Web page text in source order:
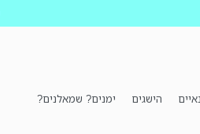
הישגים ימנים? שמאלנים?